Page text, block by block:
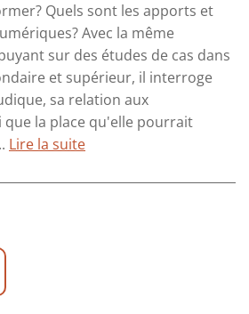
Quels sont les apports et
Avec la même
sur des études de cas dans
et supérieur, il interroge
sa relation aux
que la place qu'elle pourrait
Lire la suite